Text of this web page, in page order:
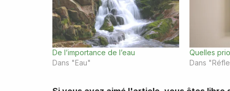
De l’importance de l’eau
Dans "Eau"
Quelles
Dans